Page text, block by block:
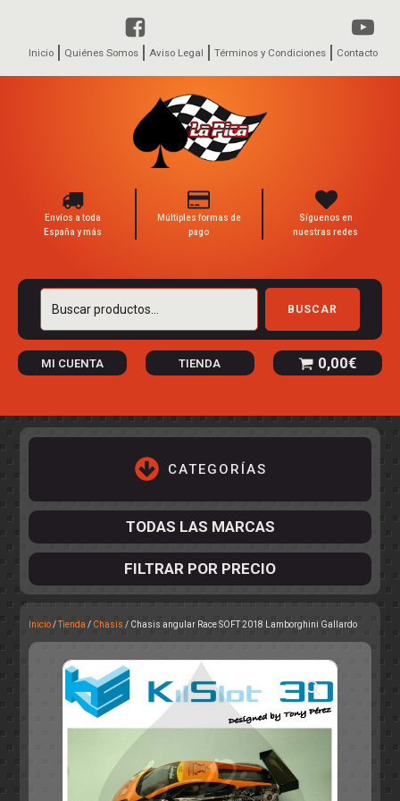
Inicio Quiénes Somos Aviso Legal Términos y Condiciones Contacto
Envíos a toda
España y más
Múltiples formas de
pago
Síguenos en
nuestras redes
Buscar
BUSCAR
MI CUENTA TIENDA 0,00€
CATEGORÍAS
ACCESORIOS
CIRCUITOS
ELECTRÓNICA
OTROS
RALLY
TODAS LAS MARCAS
FILTRAR POR PRECIO
Inicio/Tienda / Chasis / Chasis angular Race SOFT 2018 Lamborghini Gallardo